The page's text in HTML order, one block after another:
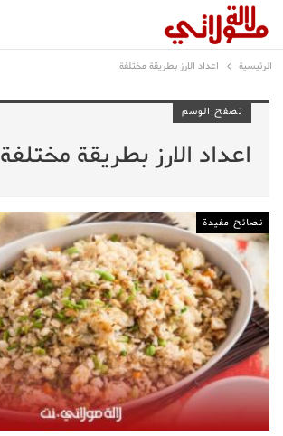
الرئيسية اعداد الارز بطريقة مختلفة
تصفح الوسم
اعداد الارز بطريقة مختلفة
نصائح مفيدة